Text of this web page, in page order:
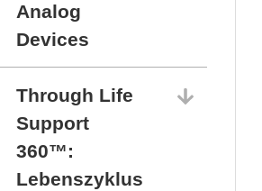
Analog
Devices
Through Life
Support
360™:
Lebenszyklus